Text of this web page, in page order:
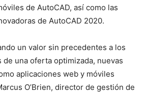
de AutoCAD, así como las
de AutoCAD 2020.
un valor sin precedentes a los
una oferta optimizada, nuevas
aplicaciones web y móviles
O’Brien, director de gestión de